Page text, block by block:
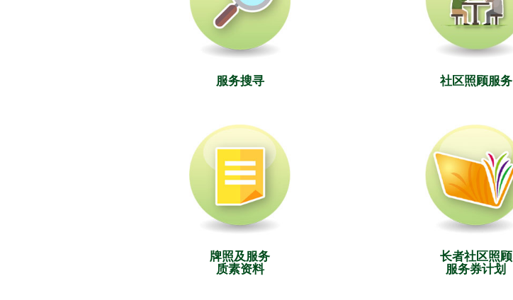
服务搜寻 社区照顾服务
牌照及服务
质素资料
长者社区照顾
服务券计划